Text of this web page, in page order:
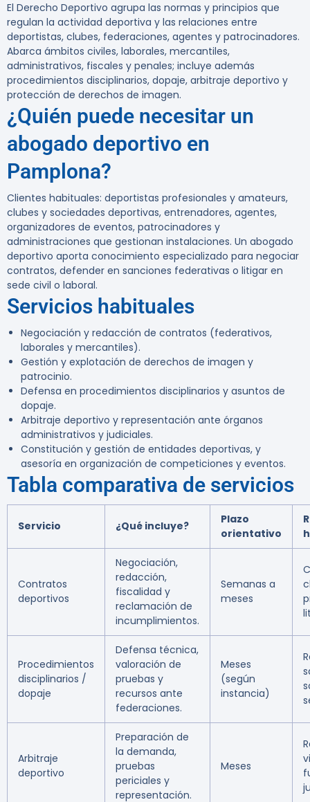
El Derecho Deportivo agrupa las normas y principios que
regulan la actividad deportiva y las relaciones entre
deportistas, clubes, federaciones, agentes y patrocinadores.
Abarca ámbitos civiles, laborales, mercantiles,
administrativos, fiscales y penales; incluye además
procedimientos disciplinarios, dopaje, arbitraje deportivo y
protección de derechos de imagen.
¿Quién puede necesitar un
abogado deportivo en
Pamplona?
Clientes habituales: deportistas profesionales y amateurs,
clubes y sociedades deportivas, entrenadores, agentes,
organizadores de eventos, patrocinadores y
administraciones que gestionan instalaciones. Un abogado
deportivo aporta conocimiento especializado para negociar
contratos, defender en sanciones federativas o litigar en
sede civil o laboral.
Servicios habituales
Negociación y redacción de contratos (federativos,
laborales y mercantiles).
Gestión y explotación de derechos de imagen y
patrocinio.
Defensa en procedimientos disciplinarios y asuntos de
dopaje.
Arbitraje deportivo y representación ante órganos
administrativos y judiciales.
Constitución y gestión de entidades deportivas, y
asesoría en organización de competiciones y eventos.
Tabla comparativa de servicios
Servicio ¿Qué incluye?
Plazo
orientativo
Contratos
deportivos
Negociación,
redacción,
fiscalidad y
reclamación de
incumplimientos.
Semanas a
meses
Procedimientos
disciplinarios /
dopaje
Defensa técnica,
valoración de
pruebas y
recursos ante
federaciones.
Meses
(según
instancia)
Arbitraje
deportivo
Preparación de
la demanda,
pruebas
periciales y
representación.
Meses